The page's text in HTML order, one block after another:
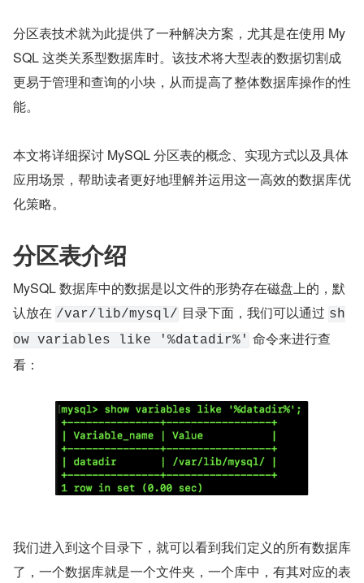
分区表技术就为此提供了一种解决方案，尤其是在使用 My
SQL 这类关系型数据库时。该技术将大型表的数据切割成
更易于管理和查询的小块，从而提高了整体数据库操作的性
能。
本文将详细探讨 MySQL 分区表的概念、实现方式以及具体
应用场景，帮助读者更好地理解并运用这一高效的数据库优
化策略。
分区表介绍
MySQL 数据库中的数据是以文件的形势存在磁盘上的，默
认放在 /var/lib/mysql/ 目录下面，我们可以通过 sh
ow variables like '%datadir%' 命令来进行查
看：
我们进入到这个目录下，就可以看到我们定义的所有数据库
了，一个数据库就是一个文件夹，一个库中，有其对应的表